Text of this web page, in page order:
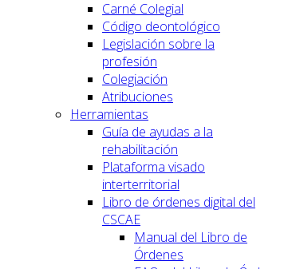
Carné Colegial
Código deontológico
Legislación sobre la
profesión
Colegiación
Atribuciones
Herramientas
Guía de ayudas a la
rehabilitación
Plataforma visado
interterritorial
Libro de órdenes digital del
CSCAE
Manual del Libro de
Órdenes